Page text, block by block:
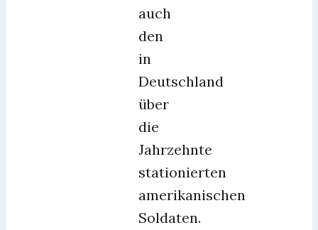
auch
den
in
Deutschland
über
die
Jahrzehnte
stationierten
amerikanischen
Soldaten.